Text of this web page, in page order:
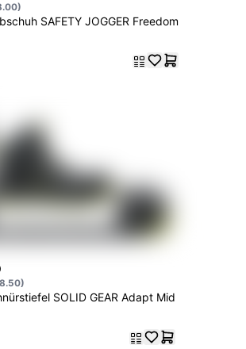
SAFETY JOGGER Freedom
SOLID GEAR Adapt Mid